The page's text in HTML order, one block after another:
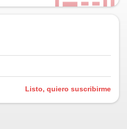
Listo, quiero suscribirme